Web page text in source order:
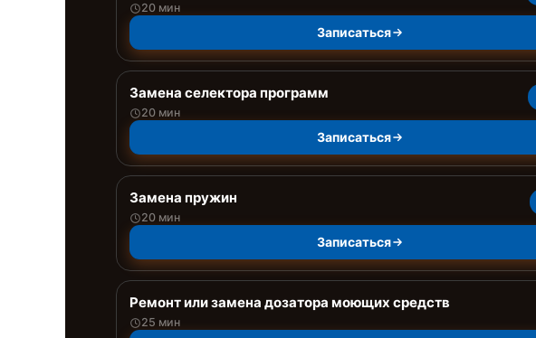
20 мин
Записаться
Замена селектора программ
20 мин
Записаться
Замена пружин
20 мин
Записаться
Ремонт или замена дозатора моющих средств
25 мин